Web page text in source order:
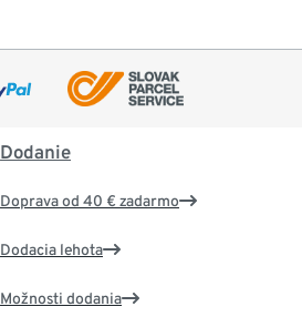
Dodanie
Doprava od 40 € zadarmo
Dodacia lehota
Možnosti dodania